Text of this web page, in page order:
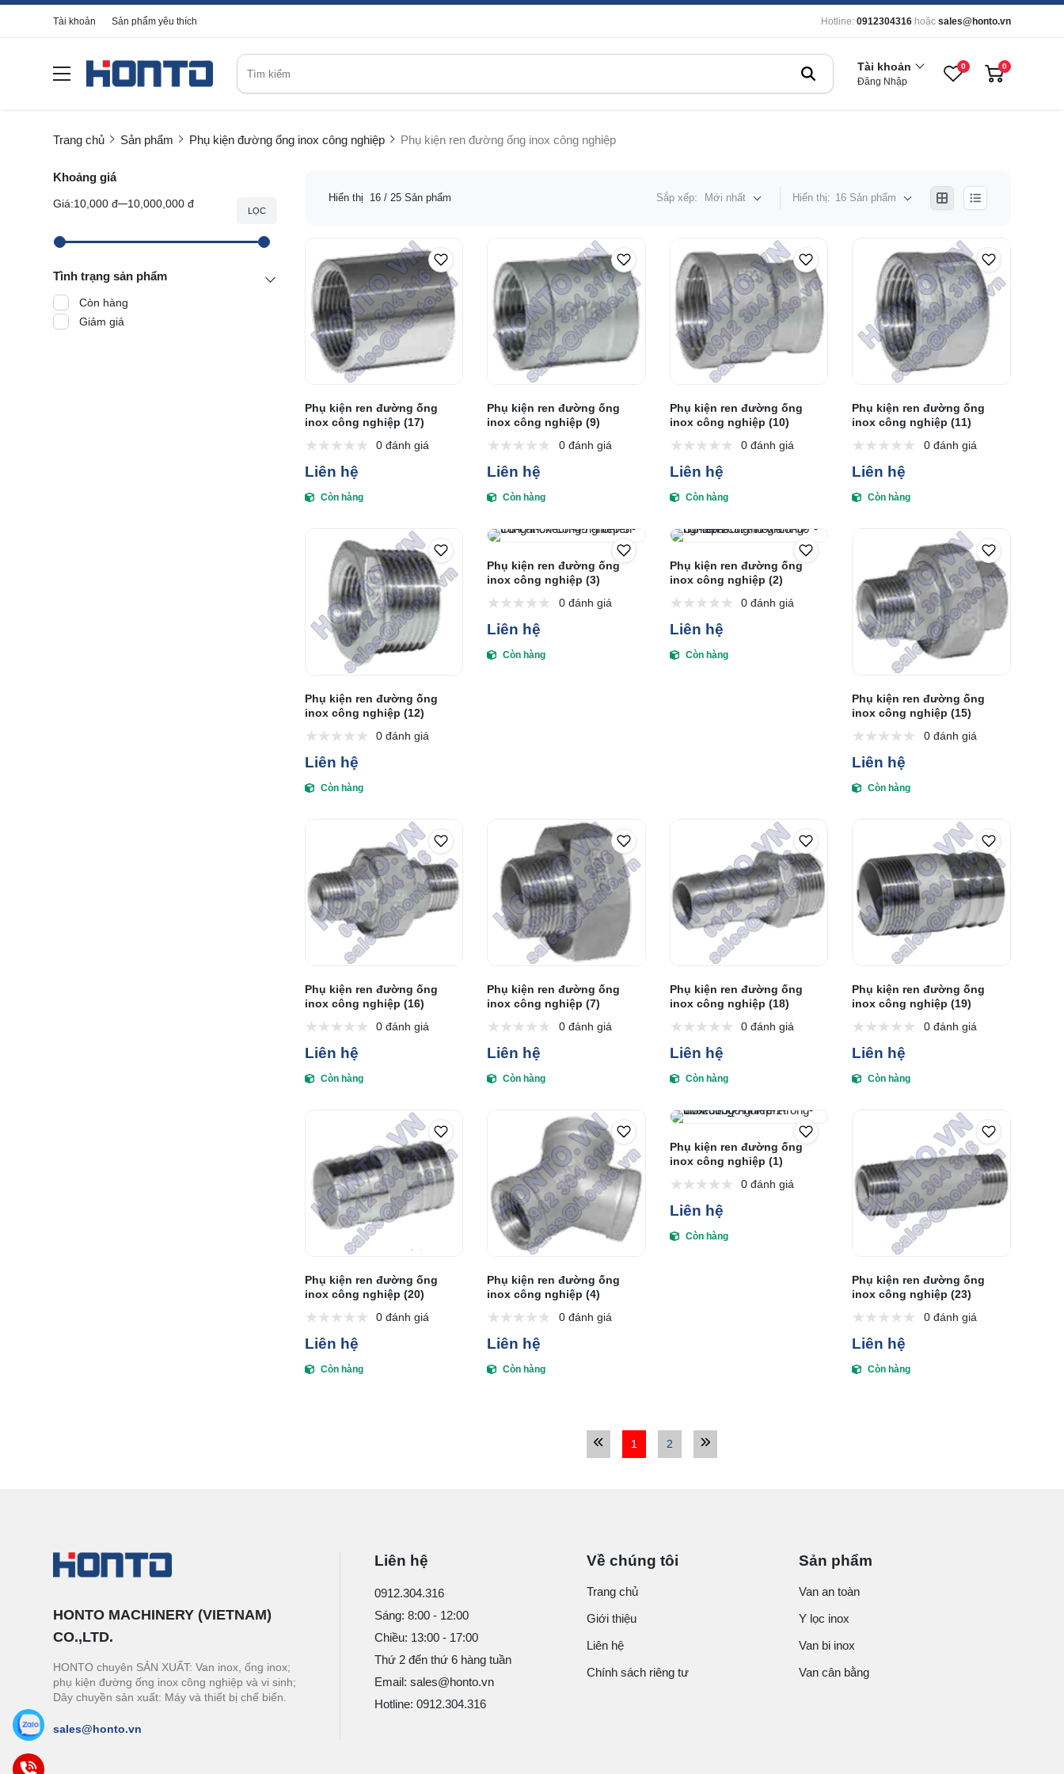
Tài khoản Sản phẩm yêu thích Hotline: 0912304316 hoặc sales@honto.vn
Tài khoản
Đăng Nhập
0 0
Trang chủ Sản phẩm Phụ kiện đường ống inox công nghiệp Phụ kiện ren đường ống inox công nghiệp
Khoảng giá
Giá:10,000 đ 10,000,000 đ
LỌC
Tình trạng sản phẩm
Còn hàng
Giảm giá
Hiển thị 16/ 25 Sản phẩm Sắp xếp: Mới nhất Hiển thị: 16 Sản phẩm
Phụ kiện ren đường ống
inox công nghiệp (17)
0 đánh giá
Liên hệ
Còn hàng
Phụ kiện ren đường ống
inox công nghiệp (9)
0 đánh giá
Liên hệ
Còn hàng
Phụ kiện ren đường ống
inox công nghiệp (10)
0 đánh giá
Liên hệ
Còn hàng
Phụ kiện ren đường ống
inox công nghiệp (11)
0 đánh giá
Liên hệ
Còn hàng
Phụ kiện ren đường ống
inox công nghiệp (12)
0 đánh giá
Liên hệ
Còn hàng
Phụ kiện ren đường ống
inox công nghiệp (3)
0 đánh giá
Liên hệ
Còn hàng
Phụ kiện ren đường ống
inox công nghiệp (2)
0 đánh giá
Liên hệ
Còn hàng
Phụ kiện ren đường ống
inox công nghiệp (15)
0 đánh giá
Liên hệ
Còn hàng
Phụ kiện ren đường ống
inox công nghiệp (16)
0 đánh giá
Liên hệ
Còn hàng
Phụ kiện ren đường ống
inox công nghiệp (7)
0 đánh giá
Liên hệ
Còn hàng
Phụ kiện ren đường ống
inox công nghiệp (18)
0 đánh giá
Liên hệ
Còn hàng
Phụ kiện ren đường ống
inox công nghiệp (19)
0 đánh giá
Liên hệ
Còn hàng
Phụ kiện ren đường ống
inox công nghiệp (20)
0 đánh giá
Liên hệ
Còn hàng
Phụ kiện ren đường ống
inox công nghiệp (4)
0 đánh giá
Liên hệ
Còn hàng
Phụ kiện ren đường ống
inox công nghiệp (1)
0 đánh giá
Liên hệ
Còn hàng
Phụ kiện ren đường ống
inox công nghiệp (23)
0 đánh giá
Liên hệ
Còn hàng
1 2
HONTO MACHINERY (VIETNAM)
CO.,LTD.
HONTO chuyên SẢN XUẤT: Van inox, ống inox;
phụ kiện đường ống inox công nghiệp và vi sinh;
Dây chuyền sản xuất: Máy và thiết bị chế biến.
sales@honto.vn
Liên hệ
0912.304.316
Sáng: 8:00 - 12:00
Chiều: 13:00 - 17:00
Thứ 2 đến thứ 6 hàng tuần
Email: sales@honto.vn
Hotline: 0912.304.316
Về chúng tôi
Trang chủ
Giới thiệu
Liên hệ
Chính sách riêng tư
Sản phẩm
Van an toàn
Y lọc inox
Van bi inox
Van cân bằng